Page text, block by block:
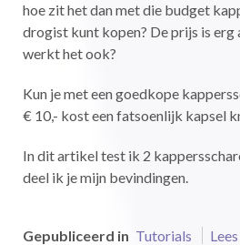
hoe zit het dan met die budget
drogist kunt kopen? De prijs is
werkt het ook?
Kun je met een goedkope
€ 10,- kost een fatsoenlijk kapsel
In dit artikel test ik 2
deel ik je mijn bevindingen.
Gepubliceerd in Tutorials